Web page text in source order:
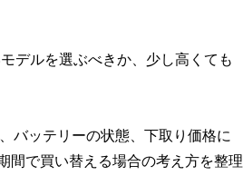
デルを選ぶべきか、少し高くても
バッテリーの状態、下取り価格に
間で買い替える場合の考え方を整理